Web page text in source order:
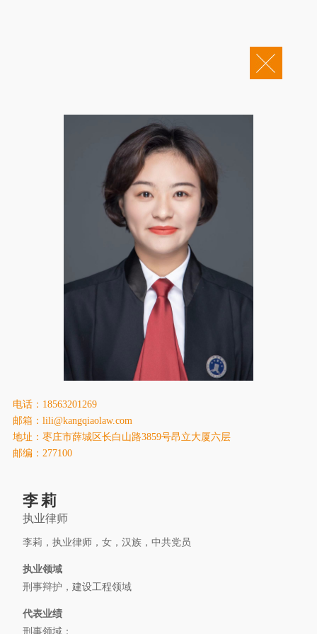
康桥人员
新闻动态
康桥党建
业务领域
社会责任
康桥法治研究院
康桥出版
电话：18563201269
邮箱：lili@kangqiaolaw.com
地址：枣庄市薛城区长白山路3859号昂立大厦六层
邮编：277100
李莉
执业律师
李莉，执业律师，女，汉族，中共党员
执业领域
刑事辩护，建设工程领域
代表业绩
刑事领域：
Copyright © 2011-2026 康桥律师事务所